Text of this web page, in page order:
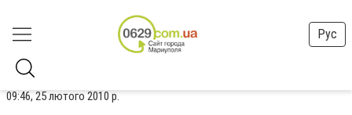
Рус
09:46, 25 лютого 2010 р.